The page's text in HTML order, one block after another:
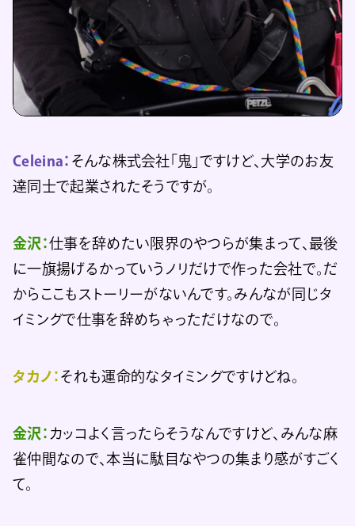
Celeina： そんな株式会社「鬼」ですけど、大学のお友
達同士で起業されたそうですが。
金沢：仕事を辞めたい限界のやつらが集まって、最後
に一旗揚げるかっていうノリだけで作った会社で。だ
からここもストーリーがないんです。みんなが同じタ
イミングで仕事を辞めちゃっただけなので。
タカノ： それも運命的なタイミングですけどね。
金沢： カッコよく言ったらそうなんですけど、みんな麻
雀仲間なので、本当に駄目なやつの集まり感がすごく
て。